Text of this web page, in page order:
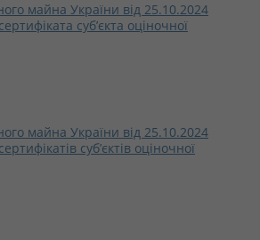
майна України від 25.10.2024
суб’єкта оціночної
майна України від 25.10.2024
суб’єктів оціночної